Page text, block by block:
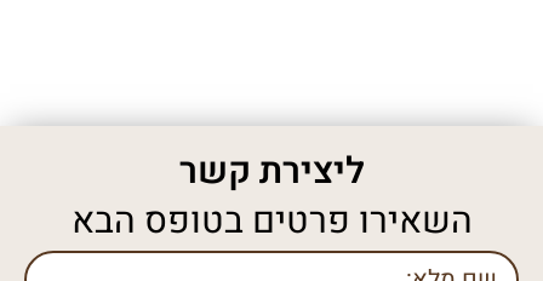
ליצירת קשר
השאירו פרטים בטופס הבא